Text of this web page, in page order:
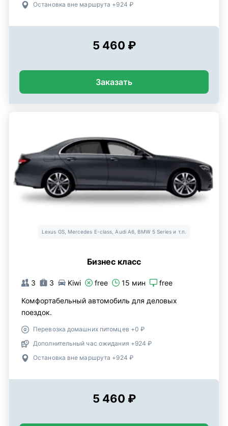
Остановка вне маршрута +924 ₽
5 460 ₽
Заказать
Lexus GS, Mercedes E-class, Audi A6, BMW 5 Series и т.п.
Бизнес класс
3 3 Kiwi free 15 мин free
Комфортабельный автомобиль для деловых
поездок.
Перевозка домашних питомцев +0 ₽
Дополнительный час ожидания +924 ₽
Остановка вне маршрута +924 ₽
5 460 ₽